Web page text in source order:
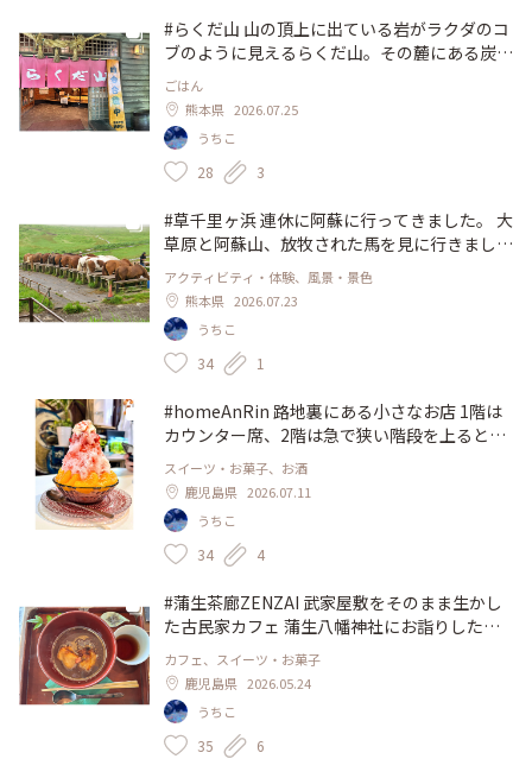
#らくだ山 山の頂上に出ている岩がラクダのコ
ブのように見えるらくだ山。その麓にある炭火
地鶏のお店です。 地鶏は親鳥と赤鶏を選びま
した。 親鶏は歯ごたえがあり、赤鶏はジュー
シー。どっちも美味しかったです(^^)地鶏定食
を頼むとご飯とお味噌汁、生卵が付いてます。
卵かけご飯がこれまた美味しい(^o^) 予約が出
巡目に入るのがおすすめ♪ クーラーがない
中、囲炉裏で焼くのでめちゃくちゃ暑かったで
すが、それでも行って良かったな♪ 暑いの苦
手な人は、もう少し涼しい時期に行くのが良い
と思います。 #熊本 #阿蘇 #地鶏
ごはん
熊本県 2026.07.25
うちこ
28 3
#草千里ヶ浜 連休に阿蘇に行ってきました。 大
草原と阿蘇山、放牧された馬を見に行きました
が、濃霧で何も見えない(ﾉ∀`)ｱﾁｬｰ 絶景は翌日
に持ち越しです。 阿蘇草千里乗馬クラブの馬
の餌の時間 一列に並び、餌はまだかと催促し
ている馬もいて可愛かったです♡ #ひみつの絶
景 #熊本 #阿蘇 #草千里 #馬
アクティビティ・体験、風景・景色
熊本県 2026.07.23
うちこ
34 1
#homeAnRin 路地裏にある小さなお店 1階は
カウンター席、2階は急で狭い階段を上るとソ
ファー席がありました。隠れ家のようでワクワ
クします(^^) 昼飲みもできるお食事処です
が、今回はかき氷を食べに行きました。白熊・
苺・キウイ・マンゴー・ティラミスのかき氷か
ら、苺を選びました♪ 暑い日にぴったり✨️の
館 #名山町 #路地裏 #隠れ家 #カフェ #かき氷
スイーツ・お菓子、お酒
鹿児島県 2026.07.11
うちこ
34 4
#蒲生茶廊ZENZAI 武家屋敷をそのまま生かし
た古民家カフェ 蒲生八幡神社にお詣りした
後、ちょっと一休みしに寄りました。 ぜんざ
いは何種類かあり、特製ぜんざいを選びまし
た。疲れた体にしみる〜(^^) ぜんざい以外
に、美味しそうなパフェやアイスもありまし
た。 おしゃれなインテリアに囲まれて、庭を
カフェ、スイーツ・お菓子
鹿児島県 2026.05.24
うちこ
35 6